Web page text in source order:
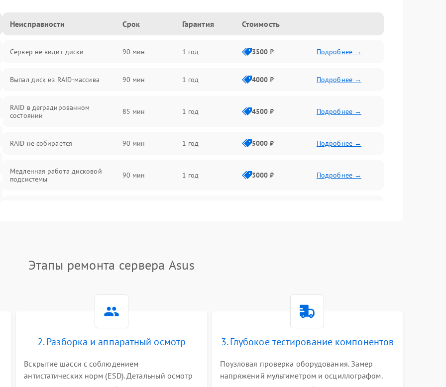
Неисправности Срок Гарантия Стоимость
Сервер не видит диски 90 мин 1 год 3500 ₽ Подробнее →
Выпал диск из RAID-массива 90 мин 1 год 4000 ₽ Подробнее →
RAID в деградированном
состоянии
85 мин 1 год 4500 ₽ Подробнее →
RAID не собирается 90 мин 1 год 5000 ₽ Подробнее →
Медленная работа дисковой
подсистемы
90 мин 1 год 3000 ₽ Подробнее →
Этапы ремонта сервера Asus
2. Разборка и аппаратный осмотр
Вскрытие шасси с соблюдением
антистатических норм (ESD). Детальный осмотр
3. Глубокое тестирование компонентов
Поузловая проверка оборудования. Замер
напряжений мультиметром и осциллографом.